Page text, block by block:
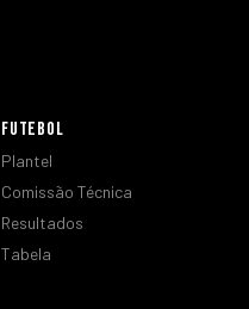
FUTEBOL
Plantel
Comissão Técnica
Resultados
Tabela